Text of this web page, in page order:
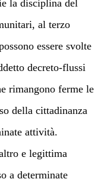
la disciplina del
al terzo
essere svolte
decreto-flussi
rimangono ferme le
della cittadinanza
attività.
e legittima
a determinate